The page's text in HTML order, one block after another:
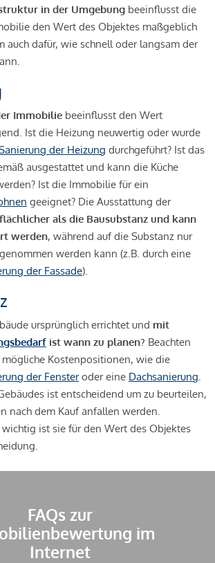
in der Umgebung beeinflusst die
den Wert des Objektes maßgeblich
auch dafür, wie schnell oder langsam der
Immobilie beeinflusst den Wert
Ist die Heizung neuwertig oder wurde
der Heizung durchgeführt? Ist das
ausgestattet und kann die Küche
Ist die Immobilie für ein
geeignet? Die Ausstattung der
als die Bausubstanz und kann
werden, während auf die Substanz nur
werden kann (z.B. durch eine
der Fassade).
ursprünglich errichtet und mit
ist wann zu planen? Beachten
Kostenpositionen, wie die
der Fensteroder eine Dachsanierung.
ist entscheidend um zu beurteilen,
nach dem Kauf anfallen werden.
ist sie für den Wert des Objektes
FAQs zur
im
Internet